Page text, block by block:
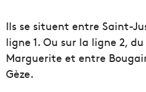
Ils se situent entre Saint-
ligne 1. Ou sur la ligne 2,
Marguerite et entre
Gèze.